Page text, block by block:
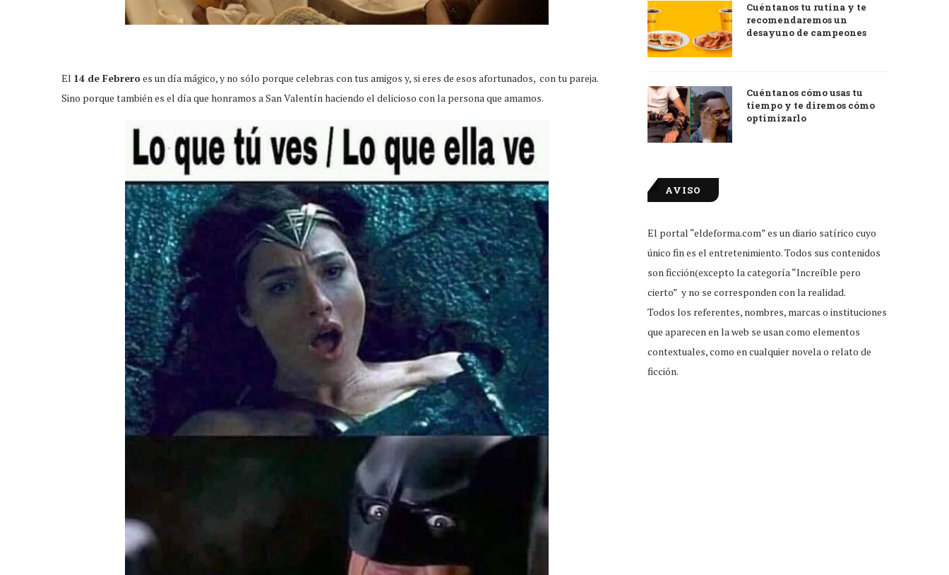
El 14 de Febreroes un día mágico, y no sólo porque celebras con tus amigos y, si eres de esos afortunados, con tu pareja.
Sino porque también es el día que honramos a San Valentín haciendo el delicioso con la persona que amamos.
Cuéntanos tu rutina y te
recomendaremos un
desayuno de campeones
Cuéntanos cómo usas tu
tiempo y te diremos cómo
optimizarlo
AVISO
El portal “eldeforma.com” es un diario satírico cuyo
único fin es el entretenimiento. Todos sus contenidos
son ficción(excepto la categoría “Increíble pero
cierto” y no se corresponden con la realidad.
Todos los referentes, nombres, marcas o instituciones
que aparecen en la web se usan como elementos
contextuales, como en cualquier novela o relato de
ficción.